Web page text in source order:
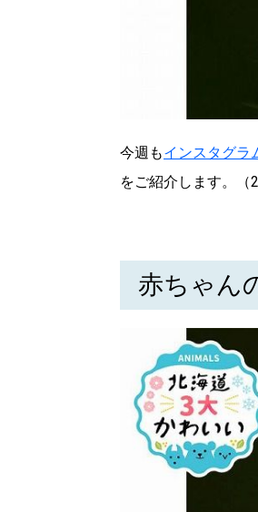
今週もインスタグラ
をご紹介します。（
赤ちゃん